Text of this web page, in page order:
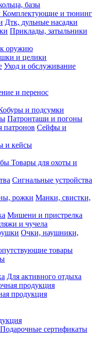
базы
Комплектующие и тюнинг
Дтк, дульные насадки
Приклады, затыльники
оружию
и целики
Уход и обслуживание
и перенос
и подсумки
Патронташи и погоны
Сейфы и
и кейсы
Товары для охоты и
Сигнальные устройства
Манки, свистки,
Мишени и пристрелка
и чучела
Очки, наушники,
товары
Для активного отдыха
продукция
Подарочные сертификаты